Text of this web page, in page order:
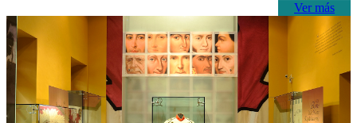
Ver más